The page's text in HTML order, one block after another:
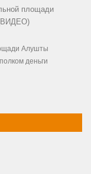
площади
(ВИДЕО)
Алушты
деньги